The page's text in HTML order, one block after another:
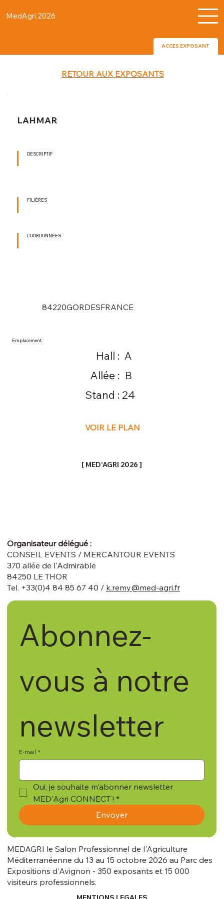
MedAgri 2026
ACCES EXPOSANT
COORDONNÉES
84220GORDESFRANCE
DESCRIPTIF
FILIÈRES
LAHMAR
Hall :
Allée :
Stand :
A
B
24
VOIR LE PLAN
Emplacement
RETOUR AUX EXPOSANTS
[ MED'AGRI 2026 ]
MEDAGRI le Salon Professionnel de l'Agriculture
Méditerranéenne du 13 au 15 octobre 2026 au Parc des
Expositions d'Avignon - 350 exposants et 15 000
visiteurs professionnels.
Organisateur délégué :
CONSEIL EVENTS / MERCANTOUR EVENTS
370 allée de l'Admirable
84250 LE THOR
Tel. +33(0)4 84 85 67 40 / k.remy@med-agri.fr
Abonnez-
vous à notre
newsletter
E-mail *
Oui, je souhaite m'abonner newsletter
MED'Agri CONNECT ! *
Envoyer